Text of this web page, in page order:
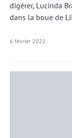
digérer, Lucinda
dans la boue de
6 février 2022